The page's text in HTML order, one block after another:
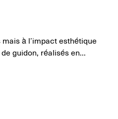
à l’impact esthétique
guidon, réalisés en...